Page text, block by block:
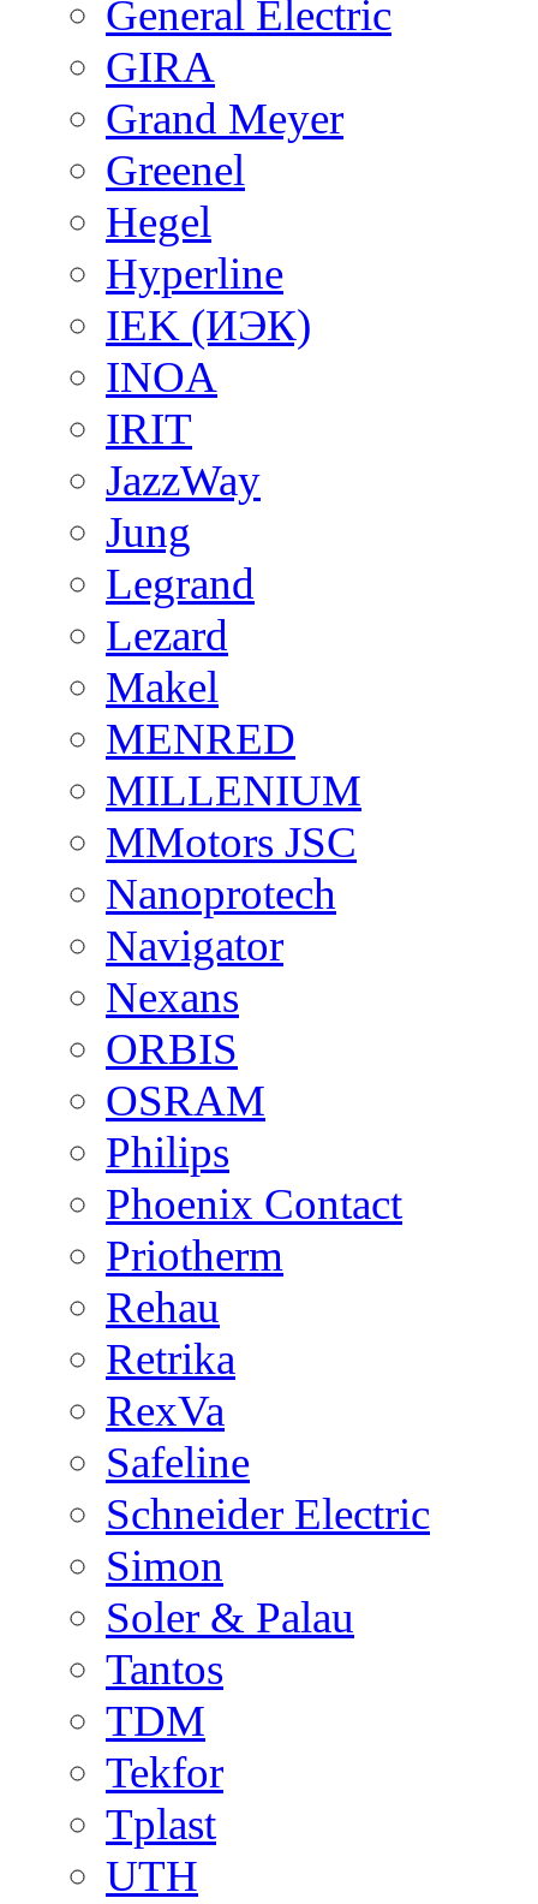
General Electric
GIRA
Grand Meyer
Greenel
Hegel
Hyperline
IEK (ИЭК)
INOA
IRIT
JazzWay
Jung
Legrand
Lezard
Makel
MENRED
MILLENIUM
MMotors JSC
Nanoprotech
Navigator
Nexans
ORBIS
OSRAM
Philips
Phoenix Contact
Priotherm
Rehau
Retrika
RexVa
Safeline
Schneider Electric
Simon
Soler & Palau
Tantos
TDM
Tekfor
Tplast
UTH